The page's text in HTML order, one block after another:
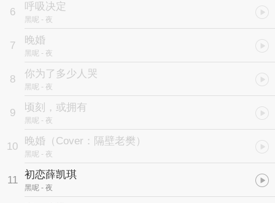
6 呼吸决定
黑呢 - 夜
7 晚婚
黑呢 - 夜
8 你为了多少人哭
黑呢 - 夜
9 顷刻，或拥有
黑呢 - 夜
10 晚婚（Cover：隔壁老樊）
黑呢 - 夜
11 初恋薛凯琪
黑呢 - 夜